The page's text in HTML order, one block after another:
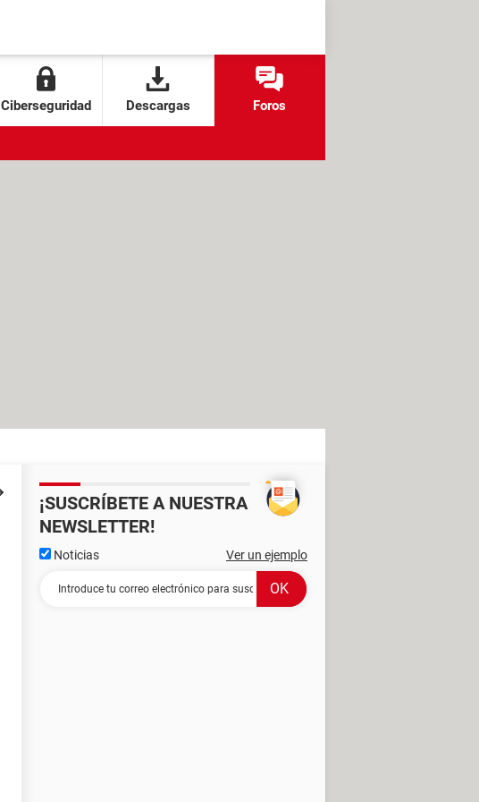
Ciberseguridad Descargas Foros
¡SUSCRÍBETE A NUESTRA
NEWSLETTER!
Noticias Ver un ejemplo